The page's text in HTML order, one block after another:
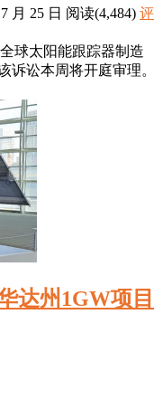
月 25 日 阅读(4,484) 评
全球太阳能跟踪器制造
诉讼本周将开庭审理。
达州1GW项目